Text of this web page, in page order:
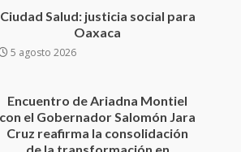
con el Gobernador Salomón Jara
Cruz reafirma la consolidación
de la transformación en
Secretaría de Gobierno refuerza
presencia institucional en San
Juan Mazatlán